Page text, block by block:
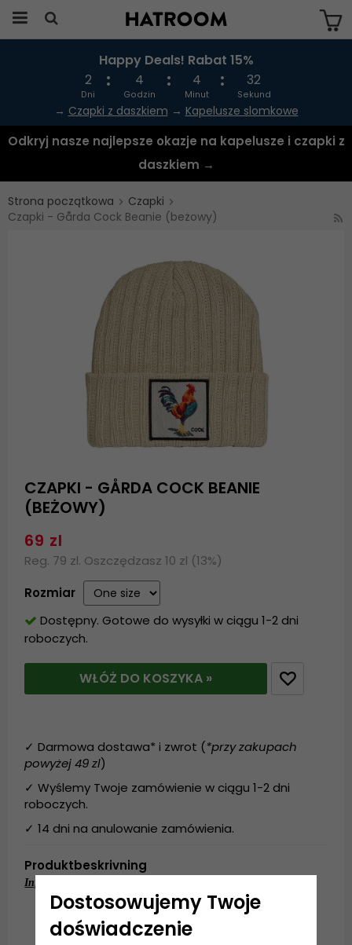
Produkten har blivit tillagd i varukorgen
Happy Deals! Rabat 15%
2
Dni
4
Godzin
4
Minut
32
Sekund
→ Czapki z daszkiem → Kapelusze slomkowe
Odkryj nasze najlepsze okazje na kapelusze i czapki z
daszkiem →
Strona początkowa
Czapki
Czapki - Gårda Cock Beanie (beżowy)
CZAPKI - GÅRDA COCK BEANIE
(BEŻOWY)
69 zl
Reg. 79 zl. Oszczędzasz 10 zl (13%)
Rozmiar
Dostępny. Gotowe do wysyłki w ciągu 1-2 dni
roboczych.
WŁÓŻ DO KOSZYKA »
✓ Darmowa dostawa* i zwrot (*przy zakupach
powyżej 49 zl)
✓ Wyślemy Twoje zamówienie w ciągu 1-2 dni
roboczych.
✓ 14 dni na anulowanie zamówienia.
Produktbeskrivning
Informacje szczegółowe:
Wykonanie: 100% poliester
Rozmiar uniwersalny
Dostosowujemy Twoje
doświadczenie